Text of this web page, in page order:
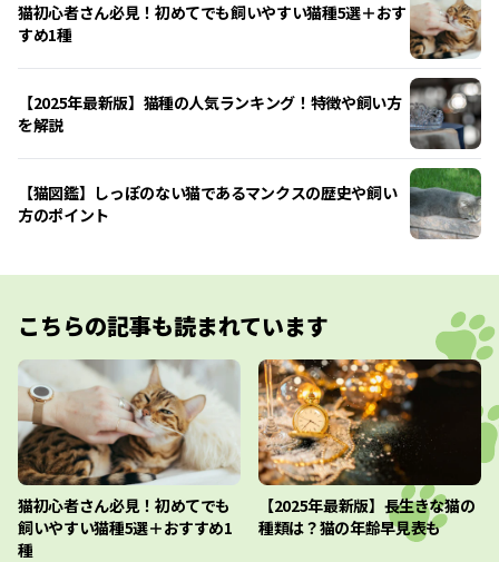
猫初心者さん必見！初めてでも飼いやすい猫種5選＋おす
すめ1種
【2025年最新版】猫種の人気ランキング！特徴や飼い方
を解説
【猫図鑑】しっぽのない猫であるマンクスの歴史や飼い
方のポイント
こちらの記事も読まれています
猫初心者さん必見！初めてでも
飼いやすい猫種5選＋おすすめ1
種
【2025年最新版】長生きな猫の
種類は？猫の年齢早見表も